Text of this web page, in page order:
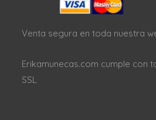
Venta segura en toda nuestra
Erikamunecas.com cumple con
SSL